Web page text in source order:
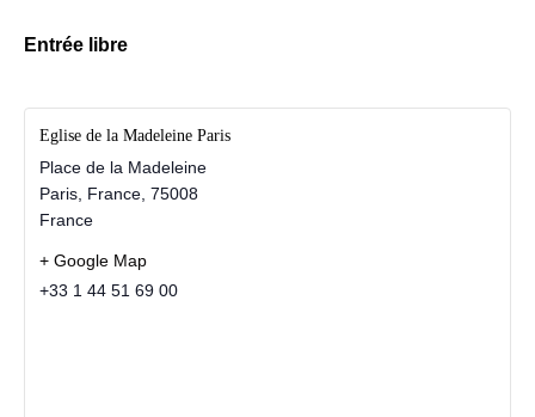
Entrée libre
Eglise de la Madeleine Paris
Place de la Madeleine
Paris, France 75008
France
+ Google Map
+33 1 44 51 69 00